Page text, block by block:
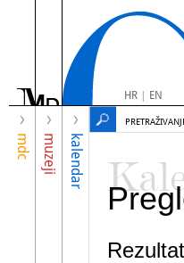
HR| EN
mdc muzeji kalendar